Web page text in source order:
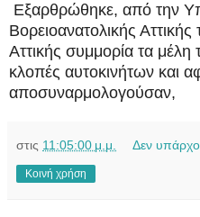
Εξαρθρώθηκε, από την
Βορειοανατολικής
Αττικής συμμορία τα μέλη
κλοπές αυτοκινήτων και
αποσυναρμολογούσαν,
στις 11:05:00 μ.μ. Δεν
Κοινή χρήση